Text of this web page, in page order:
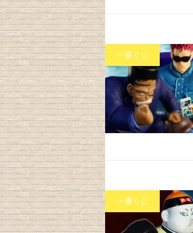
一番くじ
一番くじ